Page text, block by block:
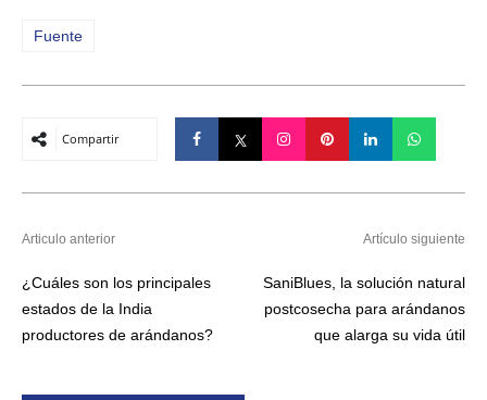
Fuente
Compartir
Articulo anterior
¿Cuáles son los principales
estados de la India
productores de arándanos?
Artículo siguiente
SaniBlues, la solución natural
postcosecha para arándanos
que alarga su vida útil